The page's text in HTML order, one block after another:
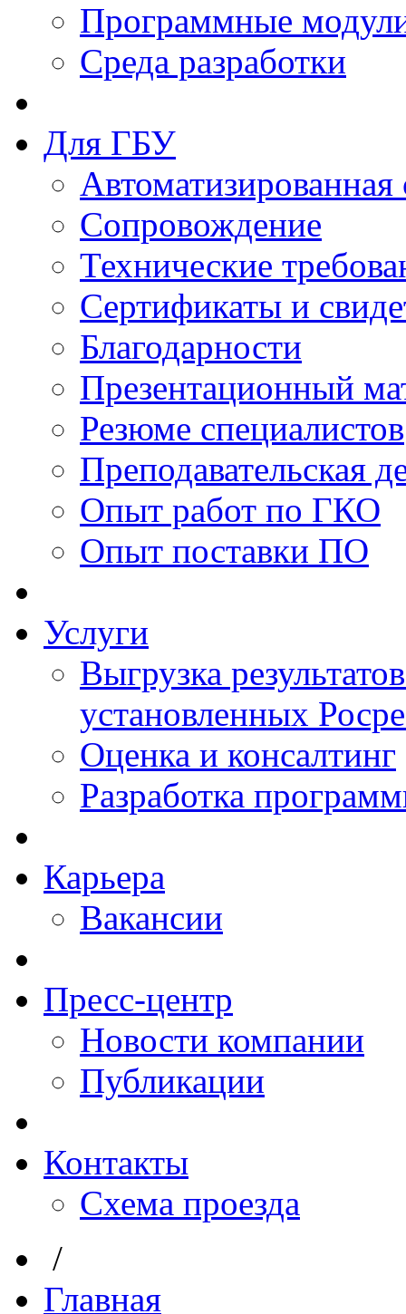
Программные
Среда разработки
Для ГБУ
Сопровождение
Технические
Сертификаты и
Благодарности
Презентационный
Резюме специалистов
Преподавательская
Опыт работ по ГКО
Опыт поставки ПО
Услуги
Выгрузка
установленных
Оценка и консалтинг
Разработка
Карьера
Вакансии
Пресс-центр
Новости компании
Публикации
Контакты
Схема проезда
/
Главная